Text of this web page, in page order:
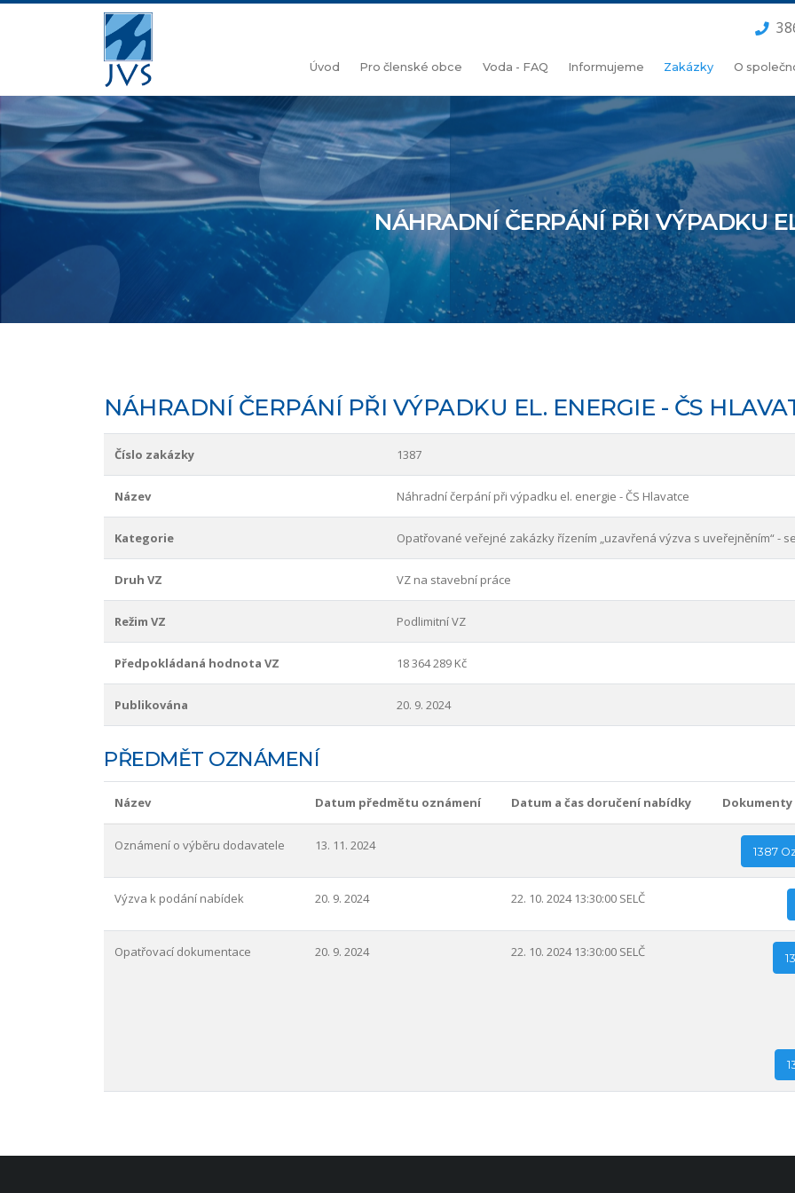
Úvod Pro členské obce Voda - FAQ Informujeme Zakázky O
NÁHRADNÍ ČERPÁNÍ PŘI VÝPADKU
NÁHRADNÍ ČERPÁNÍ PŘI VÝPADKU EL. ENERGIE - ČS
Číslo zakázky 1387
Název Náhradní čerpání při výpadku el. energie - ČS Hlavatce
Kategorie Opatřované veřejné zakázky řízením „uzavřená výzva s uveřejněním“ -
Druh VZ VZ na stavební práce
Režim VZ Podlimitní VZ
Předpokládaná hodnota VZ 18 364 289 Kč
Publikována 20. 9. 2024
PŘEDMĚT OZNÁMENÍ
Název Datum předmětu oznámení Datum a čas doručení nabídky Dokumenty
Oznámení o výběru dodavatele 13. 11. 2024 1387
Výzva k podání nabídek 20. 9. 2024 22. 10. 2024 13:30:00 SELČ
Opatřovací dokumentace 20. 9. 2024 22. 10. 2024 13:30:00 SELČ